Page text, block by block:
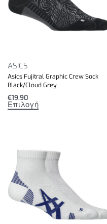
ASICS
Asics Fujitral Graphic Crew Sock
Black/Cloud Grey
€19.90
Επιλογή